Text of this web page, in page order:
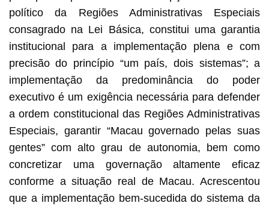
político da Regiões Administrativas Especiais
consagrado na Lei Básica, constitui uma garantia
institucional para a implementação plena e com
precisão do princípio “um país, dois sistemas”; a
implementação da predominância do poder
executivo é um exigência necessária para defender
a ordem constitucional das Regiões Administrativas
Especiais, garantir “Macau governado pelas suas
gentes” com alto grau de autonomia, bem como
concretizar uma governação altamente eficaz
conforme a situação real de Macau. Acrescentou
que a implementação bem-sucedida do sistema da